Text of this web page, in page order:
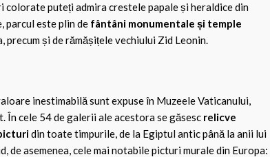
colorate puteți admira crestele papale și heraldice din
parcul este plin de fântâni monumentale și temple
precum și de rămășițele vechiului Zid Leonin.
inestimabilă sunt expuse în Muzeele Vaticanului,
În cele 54 de galerii ale acestora se găsesc relicve
din toate timpurile, de la Egiptul antic până la anii lui
de asemenea, cele mai notabile picturi murale din Europa: